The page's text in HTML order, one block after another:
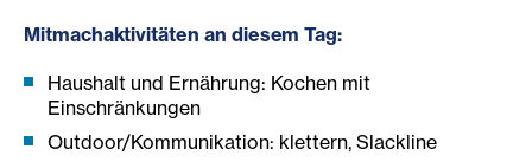
Mitmachaktivitäten an diesem Tag:
Haushalt und Ernährung: Kochen mit
Einschränkungen
Outdoor/Kommunikation: klettern, Slackline